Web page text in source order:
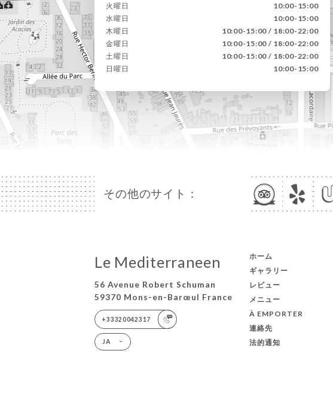
火曜日
10:00-15:00
水曜日
10:00-15:00
木曜日
10:00-15:00 / 18:00-22:00
金曜日
10:00-15:00 / 18:00-22:00
土曜日
10:00-15:00 / 18:00-22:00
日曜日
10:00-15:00
その他のサイト：
Le Mediterraneen
56 Avenue Robert Schuman
59370 Mons-en-Barœul France
+33320042317
JA
ホーム
ギャラリー
レビュー
メニュー
À EMPORTER
連絡先
法的通知